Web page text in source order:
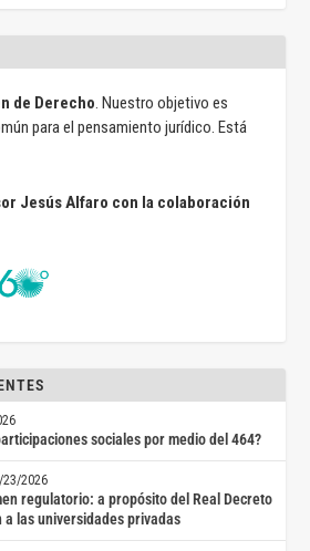
de Derecho. Nuestro objetivo es
para el pensamiento jurídico. Está
Jesús Alfaro con la colaboración
sociales por medio del 464?
23/2026
regulatorio: a propósito del Real Decreto
las universidades privadas